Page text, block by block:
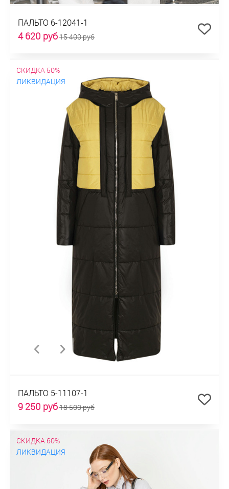
ПАЛЬТО 6-12041-1
4 620 руб15 400 руб
СКИДКА 50%
ЛИКВИДАЦИЯ
ПАЛЬТО 5-11107-1
9 250 руб18 500 руб
СКИДКА 60%
ЛИКВИДАЦИЯ